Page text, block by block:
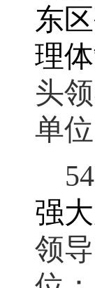
东
理
头
单
强
领